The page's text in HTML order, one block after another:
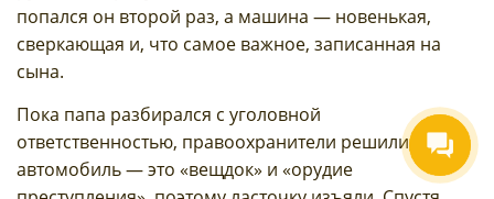
попался он второй раз, а машина — новенькая,
сверкающая и, что самое важное, записанная на
сына.
Пока папа разбирался с уголовной
ответственностью, правоохранители решили, что
автомобиль — это «вещдок» и «орудие